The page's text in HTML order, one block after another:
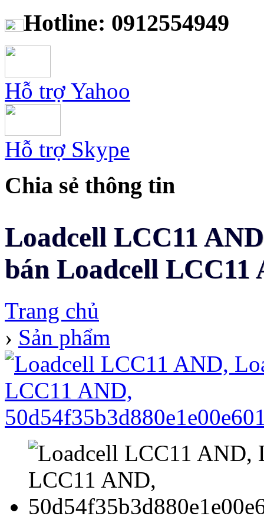
Hotline: 0912554949
Hỗ trợ Yahoo
Hỗ trợ Skype
Chia sẻ thông tin
Loadcell LCC11
bán Loadcell LCC11
Trang chủ
› Sản phẩm